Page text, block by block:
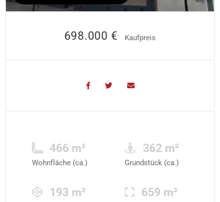
698.000 € Kaufpreis
466 m²
Wohnfläche (ca.)
362 m²
Grundstück (ca.)
193 m² 659 m²